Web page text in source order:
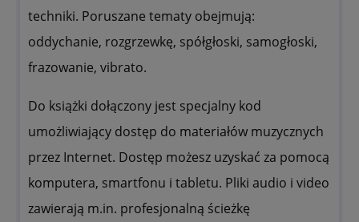
techniki. Poruszane tematy obejmują:
oddychanie, rozgrzewkę, spółgłoski, samogłoski,
frazowanie, vibrato.
Do książki dołączony jest specjalny kod
umożliwiający dostęp do materiałów muzycznych
przez Internet. Dostęp możesz uzyskać za pomocą
komputera, smartfonu i tabletu. Pliki audio i video
zawierają m.in. profesjonalną ścieżkę